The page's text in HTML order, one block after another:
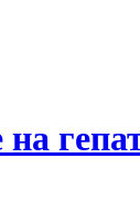
на